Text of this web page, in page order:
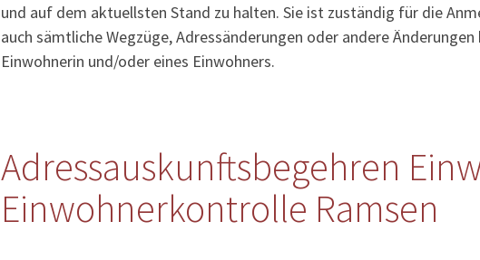
und auf dem aktuellsten Stand zu halten. Sie ist zuständig für die
auch sämtliche Wegzüge, Adressänderungen oder andere
Einwohnerin und/oder eines Einwohners.
Adressauskunftsbegehren
Einwohnerkontrolle Ramsen